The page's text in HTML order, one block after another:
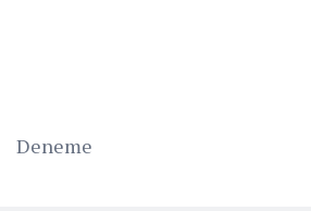
Deneme